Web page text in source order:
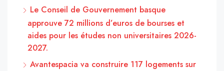
Le Conseil de Gouvernement basque
approuve 72 millions d’euros de bourses et
aides pour les études non universitaires 2026-
2027.
Avantespacia va construire 117 logements sur